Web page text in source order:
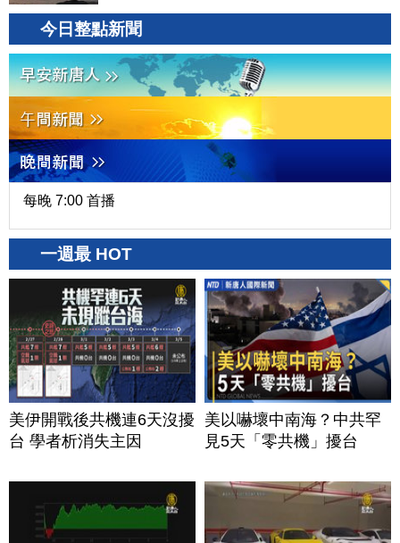
今日整點新聞
每晚 7:00 首播
一週最 HOT
美伊開戰後共機連6天沒擾
台 學者析消失主因
美以嚇壞中南海？中共罕
見5天「零共機」擾台